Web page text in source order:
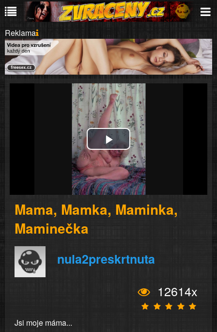
Reklama
Play
Video
Mama, Mamka, Maminka,
Maminečka
nula2preskrtnuta
12614x
Jsi moje máma...